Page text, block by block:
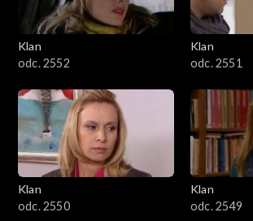
Klan
odc. 2552
Klan
odc. 2551
Klan
odc. 2550
Klan
odc. 2549